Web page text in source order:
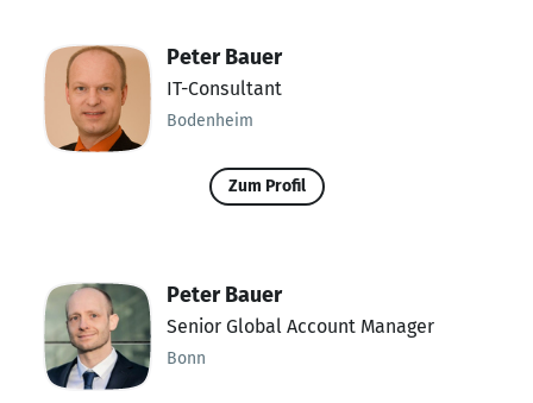
Peter Bauer
IT-Consultant
Bodenheim
Zum Profil
Peter Bauer
Senior Global Account Manager
Bonn